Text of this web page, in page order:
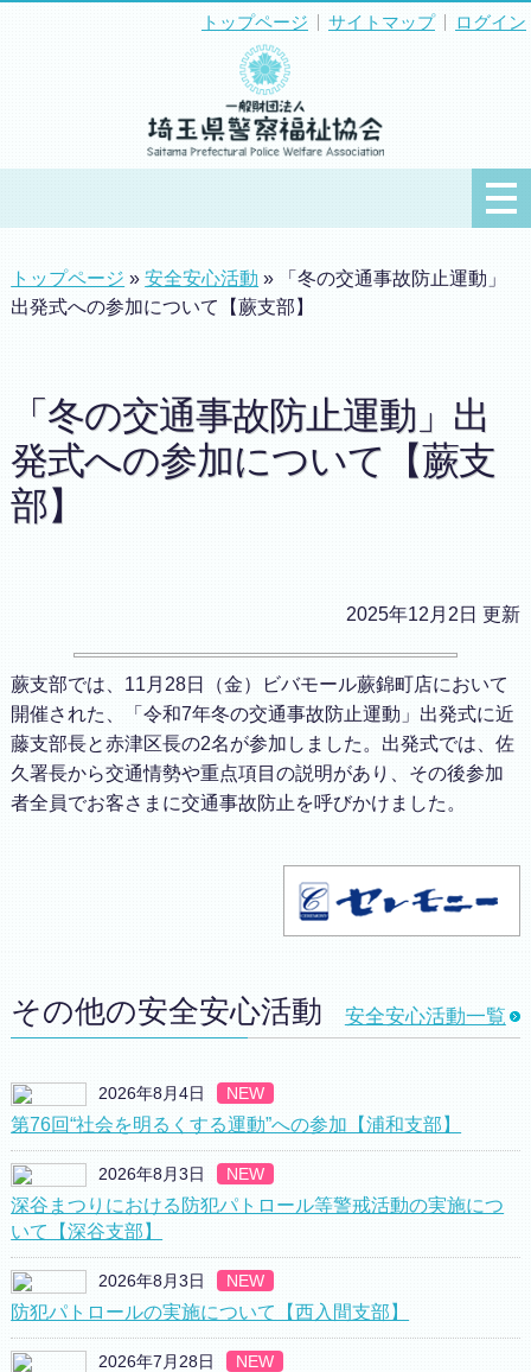
トップページ サイトマップ ログイン
トップページ »安全安心活動 » 「冬の交通事故防止運動」
出発式への参加について【蕨支部】
「冬の交通事故防止運動」出
発式への参加について【蕨支
部】
2025年12月2日 更新
蕨支部では、11月28日（金）ビバモール蕨錦町店において
開催された、「令和7年冬の交通事故防止運動」出発式に近
藤支部長と赤津区長の2名が参加しました。出発式では、佐
久署長から交通情勢や重点項目の説明があり、その後参加
者全員でお客さまに交通事故防止を呼びかけました。
その他の安全安心活動 安全安心活動一覧
2026年8月4日 NEW
第76回“社会を明るくする運動”への参加【浦和支部】
2026年8月3日 NEW
深谷まつりにおける防犯パトロール等警戒活動の実施につ
いて【深谷支部】
2026年8月3日 NEW
防犯パトロールの実施について【西入間支部】
2026年7月28日 NEW